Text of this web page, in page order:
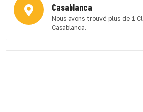
Casablanca
Nous avons trouvé plus de 1
Casablanca.